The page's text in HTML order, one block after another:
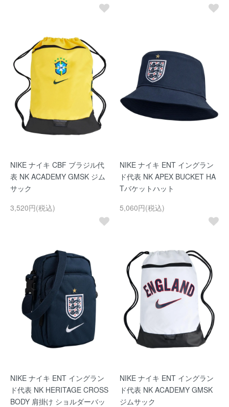
NIKE ナイキ CBF ブラジル代
表 NK ACADEMY GMSK ジム
サック
3,520円(税込)
NIKE ナイキ ENT イングラン
ド代表 NK APEX BUCKET HA
Tバケットハット
5,060円(税込)
NIKE ナイキ ENT イングラン
ド代表 NK HERITAGE CROSS
BODY 肩掛け ショルダーバッ
NIKE ナイキ ENT イングラン
ド代表 NK ACADEMY GMSK
ジムサック